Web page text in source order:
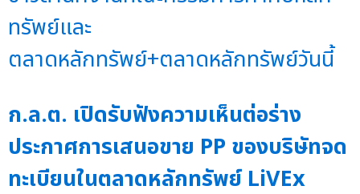
ทรัพย์และ
ตลาดหลักทรัพย์+ตลาดหลักทรัพย์วันนี้
ก.ล.ต. เปิดรับฟังความเห็นต่อร่าง
ประกาศการเสนอขาย PP ของบริษัทจด
ทะเบียนในตลาดหลักทรัพย์ LiVEx